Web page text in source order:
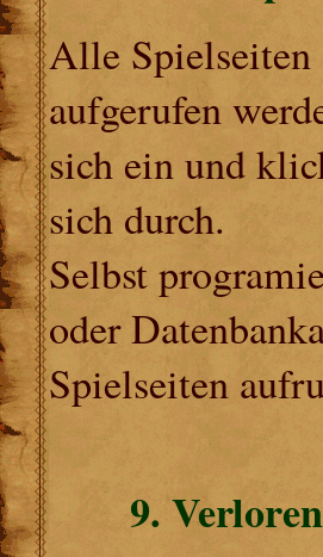
Alle
aufgerufen
sich ein und
sich durch.
Selbst
oder
Spielseiten
9.